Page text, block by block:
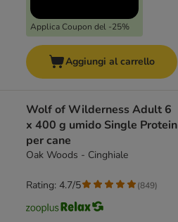
Applica Coupon del -25%
Aggiungi al carrello
Wolf of Wilderness Adult 6
x 400 g umido Single Protein
per cane
Oak Woods - Cinghiale
Rating: 4.7/5 (849)